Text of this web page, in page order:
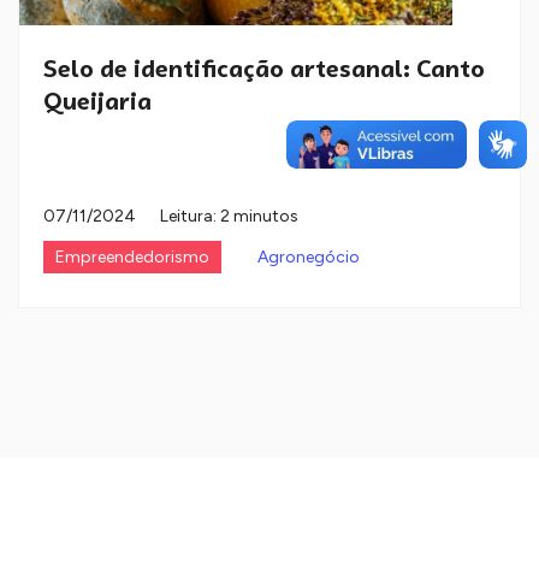
Selo de identificação artesanal: Canto
Queijaria
07/11/2024
Leitura: 2 minutos
Empreendedorismo
Agronegócio